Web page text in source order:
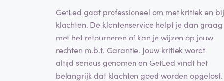
GetLed gaat professioneel om met kritiek en bij
klachten. De klantenservice helpt je dan graag
met het retourneren of kan je wijzen op jouw
rechten m.b.t. Garantie. Jouw kritiek wordt
altijd serieus genomen en GetLed vindt het
belangrijk dat klachten goed worden opgelost.